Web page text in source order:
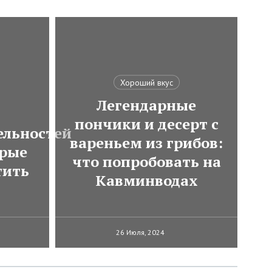
Хороший вкус
Легендарные
пончики и десерт с
вареньем из грибов:
что попробовать на
Кавминводах
26 Июля, 2024